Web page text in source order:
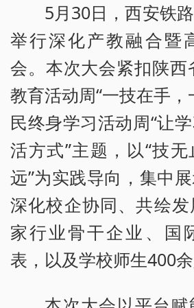
5月30日，西安铁
举行深化产教融合暨
会。本次大会紧扣陕西
教育活动周“一技在手，
民终身学习活动周“让
活方式”主题，以“技
远”为实践导向，集中展
深化校企协同、共绘
家行业骨干企业、国
表，以及学校师生400余